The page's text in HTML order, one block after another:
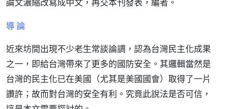
論文濃縮改寫成中文，再交本刊發表，編者。
導 論
近來坊間出現不少老生常談論調，認為台灣民主化成果
之一，即給台灣帶來了更多的國防安全。其邏輯當然是
台灣的民主化已在美國（尤其是美國國會）取得了一片
讚許；故而對台灣的安全有利。究竟此說法是否可信，